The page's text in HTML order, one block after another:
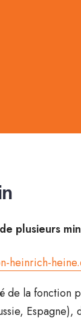
plusieurs
heinrich-
de la fonction